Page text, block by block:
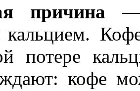
причина —
кальцием.
потере
кофе